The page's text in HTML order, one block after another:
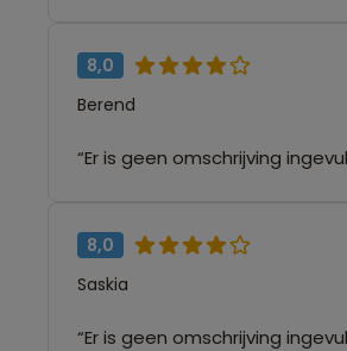
8,0
Berend
“Er is geen omschrijving
8,0
Saskia
“Er is geen omschrijving